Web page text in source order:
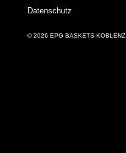
Datenschutz
© 2026 EPG BASKETS KOBLENZ